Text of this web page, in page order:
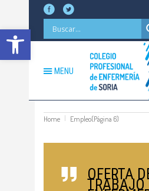
Abrir barra de herramientas
MENU
Home Empleo(Página 6)
OFERTA
TRABAJO